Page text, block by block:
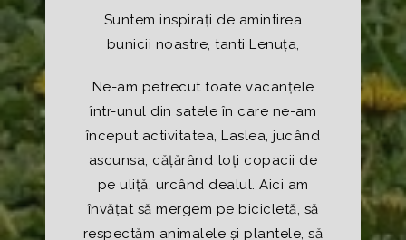
Suntem inspirați de amintirea
bunicii noastre, tanti Lenuța,
Ne-am petrecut toate vacanțele
într-unul din satele în care ne-am
început activitatea, Laslea, jucând
ascunsa, cățărând toți copacii de
pe uliță, urcând dealul. Aici am
învățat să mergem pe bicicletă, să
respectăm animalele și plantele, să